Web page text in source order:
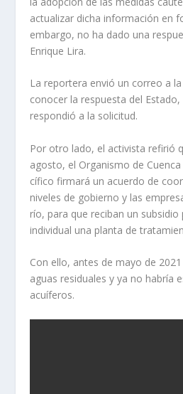
actualizar dicha información en
embargo, no ha dado una
Enrique Lira.
La reportera envió un co­rreo a
conocer la respuesta del
respondió a la solicitud.
Por otro lado, el activis­ta refirió
agosto, el Organismo de
cífico firmará un acuerdo de
ni­veles de gobierno y las
río, para que reciban un
individual una planta de
Con ello, antes de mayo de
aguas residuales y ya no ha­bría
acuíferos.